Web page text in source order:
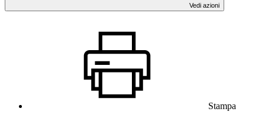
Vedi azioni
Stampa